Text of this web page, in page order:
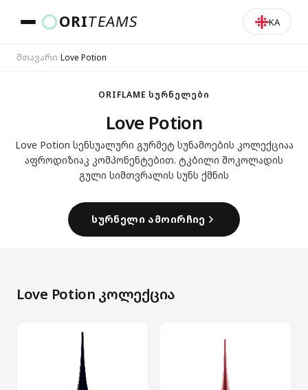
ORITEAMS KA
ᲒᲐᲓᲐᲡᲕᲚᲐ
მთავარი Love Potion
ORIFLAME ᲡᲣᲠᲜᲔᲚᲔᲑᲘ
Love Potion
Love Potion სენსუალური გურმეტ სუნამოების კოლექციაა
აფროდიზიაკ კომპონენტებით. ტკბილი შოკოლადის
გული სიმთვრალის სუნს ქმნის
ᲡᲣᲠᲜᲔᲚᲘ ᲐᲛᲝᲘᲠᲩᲘᲔ
Love Potion კოლექცია